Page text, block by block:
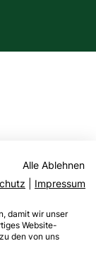
Alle Ablehnen
Impressum
damit wir unser
Website-
den von uns